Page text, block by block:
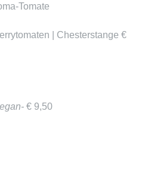
Tomate
| Chesterstange €
€ 9,50